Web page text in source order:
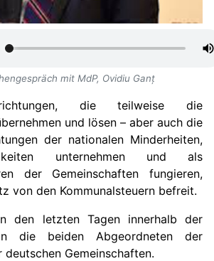
mit MdP, Ovidiu Ganț
die teilweise die
und lösen – aber auch die
der nationalen Minderheiten,
unternehmen und als
der Gemeinschaften fungieren,
von den Kommunalsteuern befreit.
den letzten Tagen innerhalb der
die beiden Abgeordneten der
deutschen Gemeinschaften.